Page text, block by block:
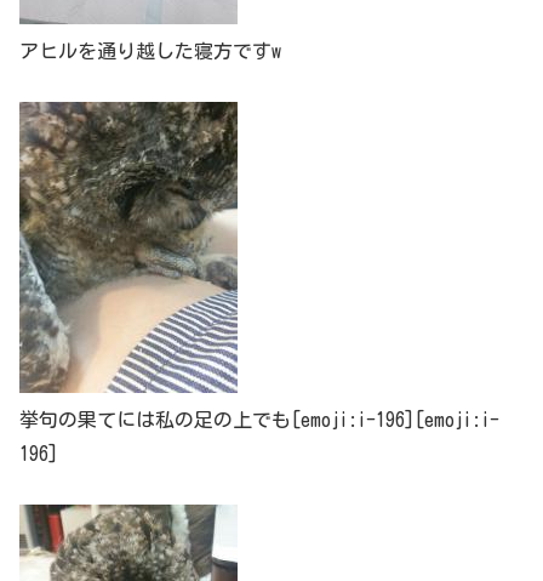
アヒルを通り越した寝方ですw
挙句の果てには私の足の上でも[emoji:i-196][emoji:i-
196]